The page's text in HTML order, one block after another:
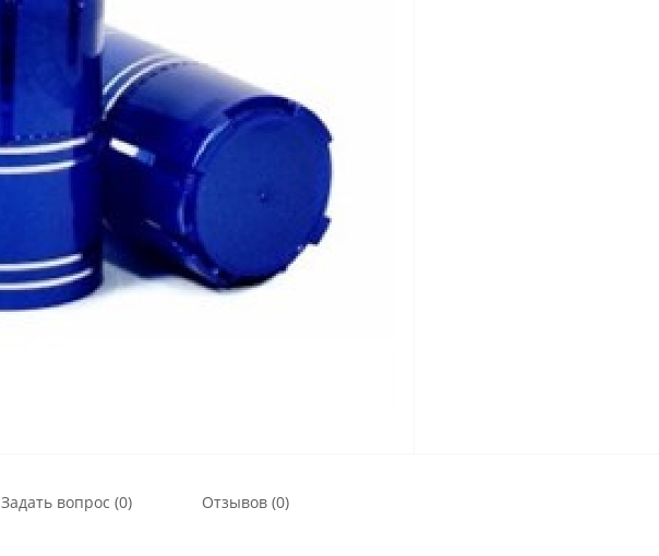
Задать вопрос (0) Отзывов (0)